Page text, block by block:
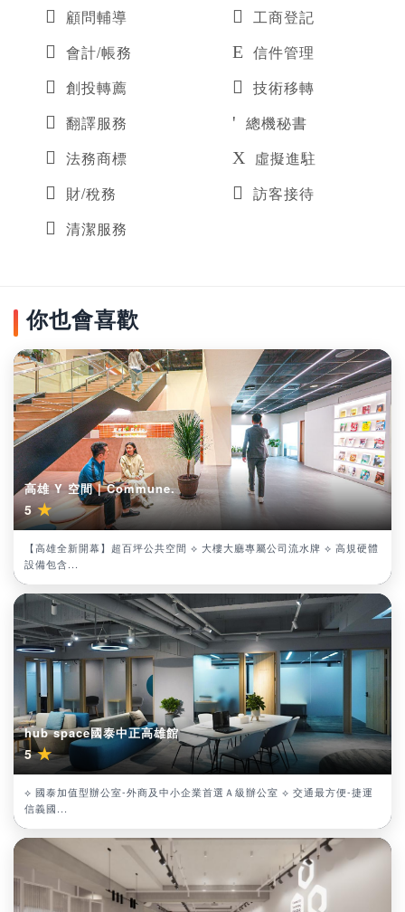
顧問輔導
工商登記
會計/帳務
信件管理
創投轉薦
技術移轉
翻譯服務
總機秘書
法務商標
虛擬進駐
財/稅務
訪客接待
清潔服務
你也會喜歡
高雄 Y 空間 | Commune.
5★
【高雄全新開幕】超百坪公共空間 ⟡ 大樓大廳專屬公司流水牌 ⟡ 高規硬體
設備包含...
hub space國泰中正高雄館
5★
⟡ 國泰加值型辦公室-外商及中小企業首選Ａ級辦公室 ⟡ 交通最方便-捷運
信義國...